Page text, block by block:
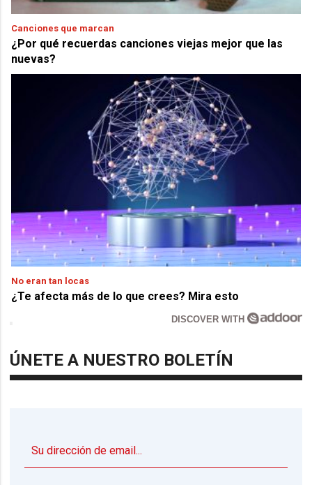
Canciones que marcan
¿Por qué recuerdas canciones viejas mejor que las
nuevas?
No eran tan locas
¿Te afecta más de lo que crees? Mira esto
DISCOVER WITH
ÚNETE A NUESTRO BOLETÍN